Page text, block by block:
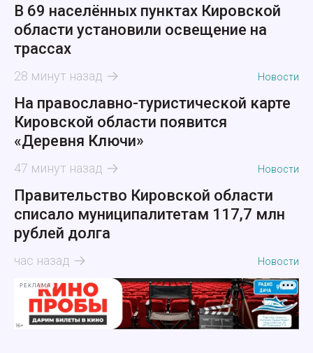
В 69 населённых пунктах Кировской
области установили освещение на
трассах
28 минут назад Новости
На православно-туристической карте
Кировской области появится
«Деревня Ключи»
47 минут назад Новости
Правительство Кировской области
списало муниципалитетам 117,7 млн
рублей долга
час назад Новости
РЕКЛАМА